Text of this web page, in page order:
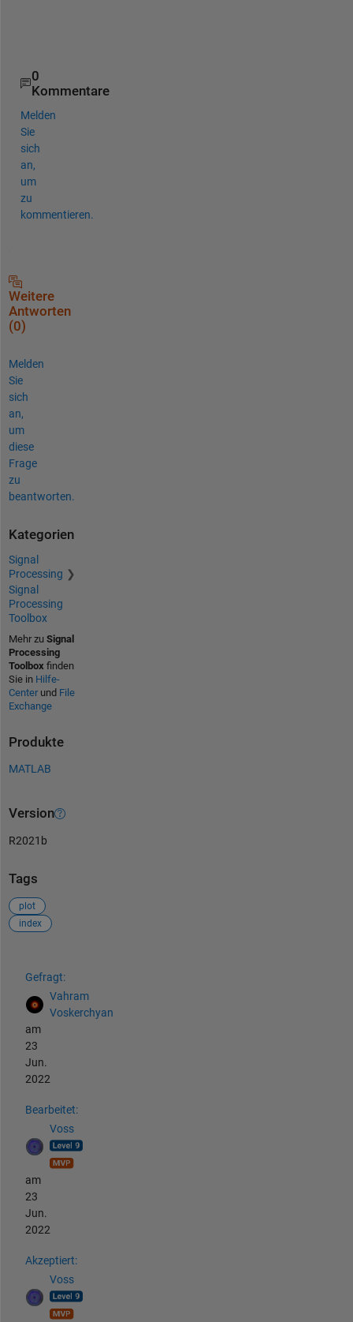
0
Kommentare
Melden
Sie
sich
an,
um
zu
kommentieren.
Weitere
Antworten
(0)
Melden
Sie
sich
an,
um
diese
Frage
zu
beantworten.
Kategorien
Signal
Processing
Signal
Processing
Toolbox
Mehr zu Signal
Processing
Toolboxfinden
Sie in Hilfe-
Centerund File
Exchange
Produkte
MATLAB
Version
R2021b
Tags
plot
index
Gefragt:
Vahram
Voskerchyan
am
23
Jun.
2022
Bearbeitet:
Voss
am
23
Jun.
2022
Akzeptiert:
Voss